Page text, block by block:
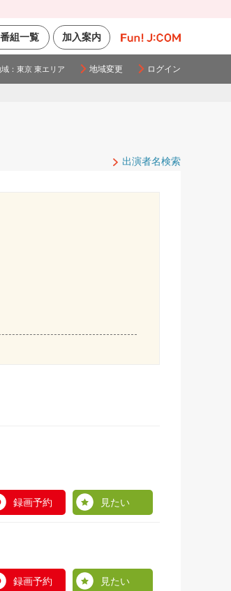
加入案内
組一覧
： 東京 東エリア 地域変更 ログイン
出演者名検索
録画予約 見たい
録画予約 見たい